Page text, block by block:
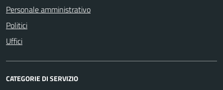
Personale amministrativo
Politici
Uffici
CATEGORIE DI SERVIZIO